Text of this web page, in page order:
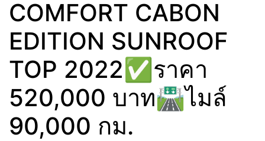
COMFORT CABON
EDITION SUNROOF
TOP 2022✅ราคา
520,000 บาท🛣️ไมล์
90,000 กม.